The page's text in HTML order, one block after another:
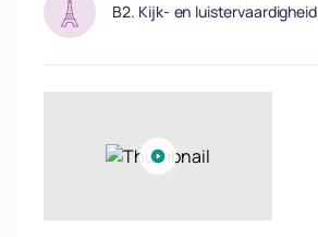
B2. Kijk- en luistervaardigheid